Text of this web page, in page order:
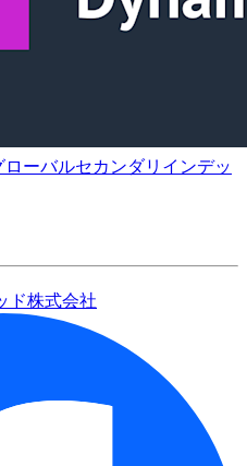
ーバルセカンダリインデッ
ド株式会社